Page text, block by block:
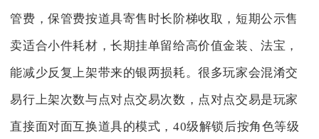
管费，保管费按道具寄售时长阶梯收取，短期公示售
卖适合小件耗材，长期挂单留给高价值金装、法宝，
能减少反复上架带来的银两损耗。很多玩家会混淆交
易行上架次数与点对点交易次数，点对点交易是玩家
直接面对面互换道具的模式，40级解锁后按角色等级